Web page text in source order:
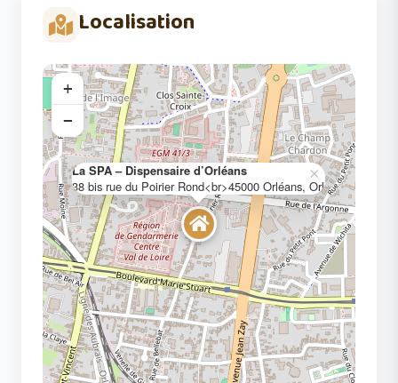
Localisation
La SPA – Dispensaire d’Orléans
38 bis rue du Poirier Rond<br>45000 Orléans, Orl
×
+
−